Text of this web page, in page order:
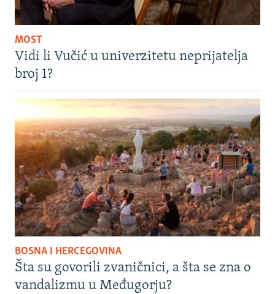
MOST
Vidi li Vučić u univerzitetu neprijatelja
broj 1?
BOSNA I HERCEGOVINA
Šta su govorili zvaničnici, a šta se zna o
vandalizmu u Međugorju?